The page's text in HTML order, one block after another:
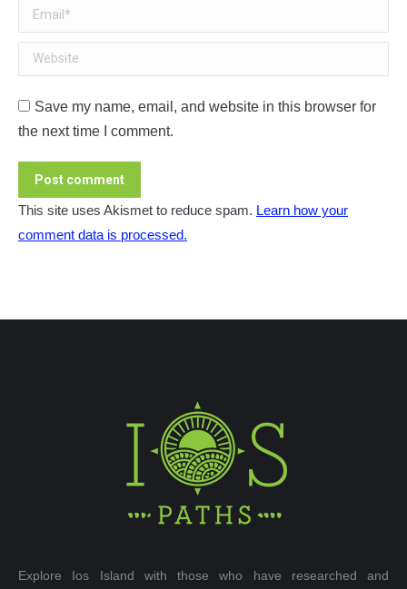
Email *
Website
Save my name, email, and website in this browser for
the next time I comment.
Post comment
This site uses Akismet to reduce spam. Learn how your
comment data is processed.
Explore Ios Island with those who have researched and